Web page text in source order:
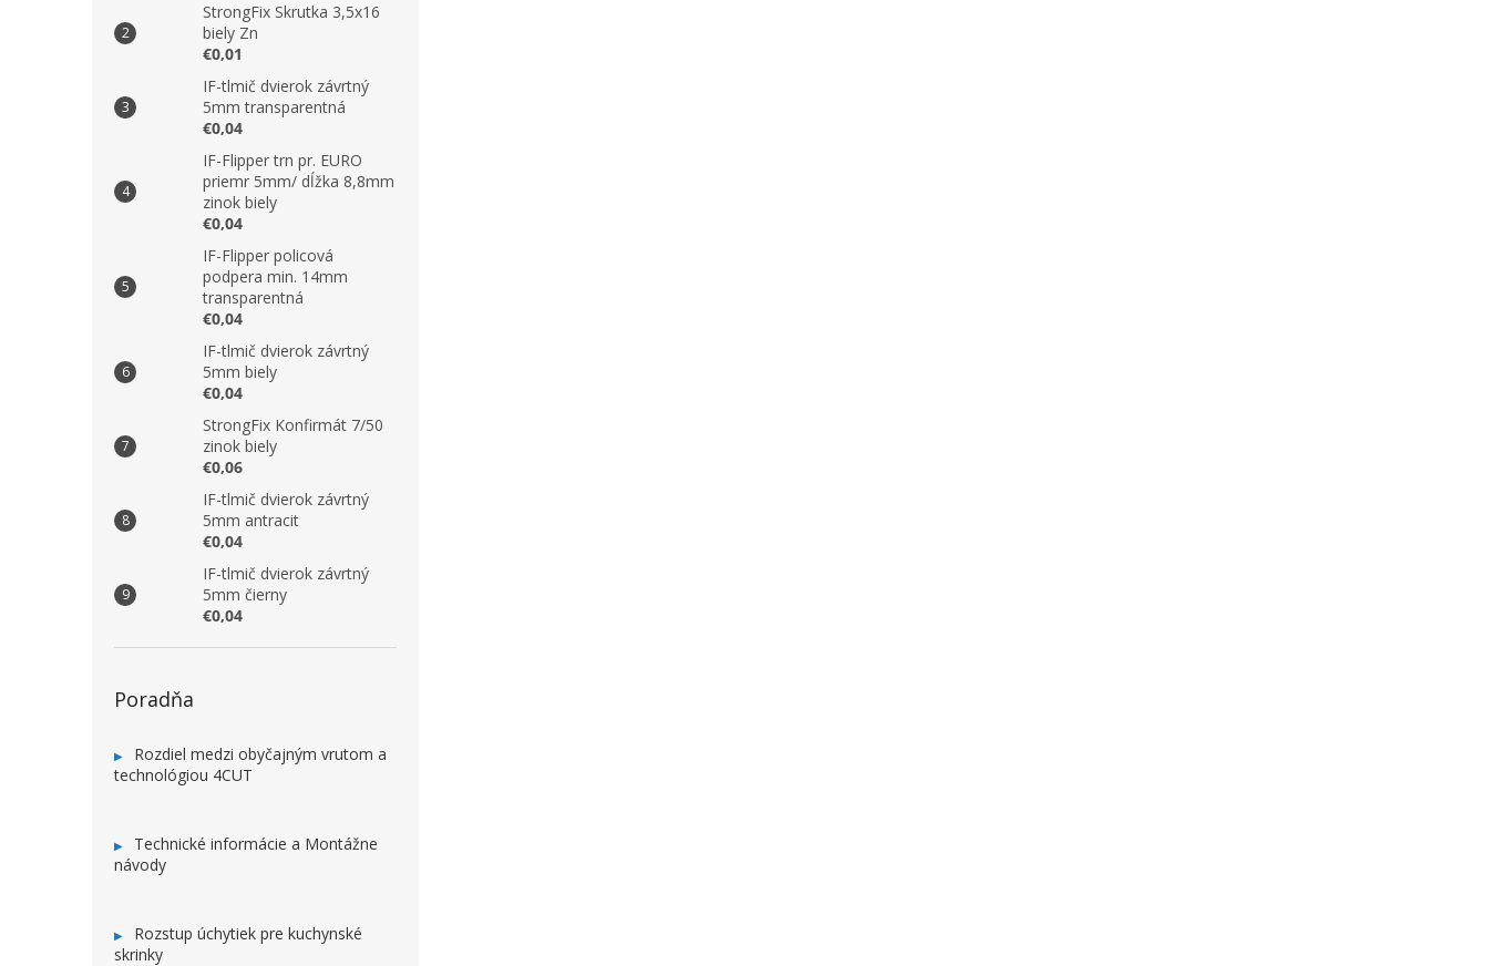
StrongFix Skrutka 3,5x16
biely Zn
€0,01
IF-tlmič dvierok závrtný
5mm transparentná
€0,04
IF-Flipper trn pr. EURO
priemr 5mm/ dĺžka 8,8mm
zinok biely
€0,04
IF-Flipper policová
podpera min. 14mm
transparentná
€0,04
IF-tlmič dvierok závrtný
5mm biely
€0,04
StrongFix Konfirmát 7/50
zinok biely
€0,06
IF-tlmič dvierok závrtný
5mm antracit
€0,04
IF-tlmič dvierok závrtný
5mm čierny
€0,04
Poradňa
Rozdiel medzi obyčajným vrutom a
technológiou 4CUT
Technické informácie a Montážne
návody
Rozstup úchytiek pre kuchynské
skrinky